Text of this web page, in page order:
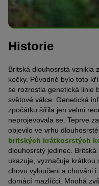
Historie
Britská dlouhosrstá vznikla
kočky. Původně bylo toto
se rozrostla genetická linie
světové válce. Genetická
zpočátku šířila jen velmi
neprojevovala se. Teprve
objevilo ve vrhu
britských krátkosrstých
dlouhosrstý jedinec.
ukazuje, vyznačuje
chovu vyloučeni a chováni
domácí mazlíčci. Mnohá